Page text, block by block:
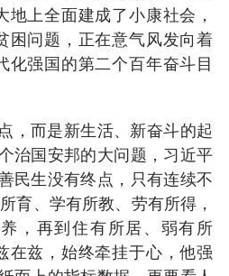
地上全面建成了小康社会，
困问题，正在意气风发向着
化强国的第二个百年奋斗目
，而是新生活、新奋斗的起
治国安邦的大问题，习近平
民生没有终点，只有连续不
育、学有所教、劳有所得，
，再到住有所居、弱有所
在兹，始终牵挂于心，他强